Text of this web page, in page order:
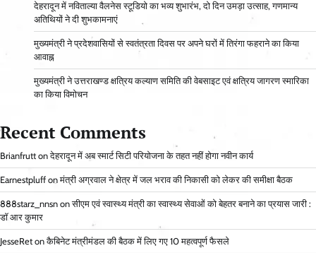
देहरादून में नविताल्या वैलनेस स्टूडियो का भव्य शुभारंभ, दो दिन उमड़ा उत्साह, गणमान्य
अतिथियों ने दी शुभकामनाएं
मुख्यमंत्री ने प्रदेशवासियों से स्वतंत्रता दिवस पर अपने घरों में तिरंगा फहराने का किया
आवाह्न
मुख्यमंत्री ने उत्तराखण्ड क्षत्रिय कल्याण समिति की वेबसाइट एवं क्षत्रिय जागरण स्मारिका
का किया विमोचन
Recent Comments
Brianfrutt onदेहरादून में अब स्मार्ट सिटी परियोजना के तहत नहीं होगा नवीन कार्य
Earnestpluff onमंत्री अग्रवाल ने क्षेत्र में जल भराव की निकासी को लेकर की समीक्षा बैठक
888starz_nnsn onसीएम एवं स्वास्थ्य मंत्री का स्वास्थ्य सेवाओं को बेहतर बनाने का प्रयास जारी :
डॉ आर कुमार
JesseRet onकैबिनेट मंत्रीमंडल की बैठक में लिए गए 10 महत्वपूर्ण फैसले